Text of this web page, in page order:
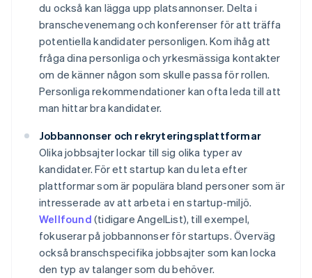
du också kan lägga upp platsannonser. Delta i
branschevenemang och konferenser för att träffa
potentiella kandidater personligen. Kom ihåg att
fråga dina personliga och yrkesmässiga kontakter
om de känner någon som skulle passa för rollen.
Personliga rekommendationer kan ofta leda till att
man hittar bra kandidater.
Jobbannonser och rekryteringsplattformar
Olika jobbsajter lockar till sig olika typer av
kandidater. För ett startup kan du leta efter
plattformar som är populära bland personer som är
intresserade av att arbeta i en startup-miljö.
Wellfound (tidigare AngelList), till exempel,
fokuserar på jobbannonser för startups. Överväg
också branschspecifika jobbsajter som kan locka
den typ av talanger som du behöver.